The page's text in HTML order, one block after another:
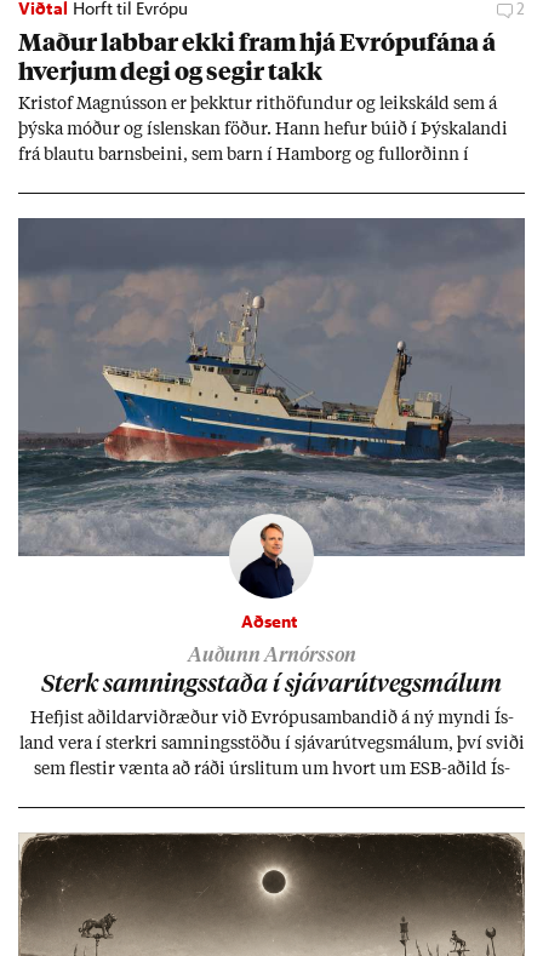
Viðtal Horft til Evrópu 2
Mað­ur labb­ar ekki fram hjá Evr­ópuf­ána á
hverj­um degi og seg­ir takk
Kri­stof Magnús­son er þekkt­ur rit­höf­und­ur og leik­skáld sem á
þýska móð­ur og ís­lensk­an föð­ur. Hann hef­ur bú­ið í Þýskalandi
frá blautu barns­beini, sem barn í Ham­borg og full­orð­inn í
Aðsent
Auðunn Arnórsson
Sterk samn­ings­staða í sjáv­ar­út­vegs­mál­um
Hefj­ist að­ild­ar­við­ræð­ur við Evr­ópu­sam­band­ið á ný myndi Ís­
land vera í sterkri samn­ings­stöðu í sjáv­ar­út­vegs­mál­um, því sviði
sem flest­ir vænta að ráði úr­slit­um um hvort um ESB-að­ild Ís­
kerfi, en sveigj­an­leiki til lausna er um­tals­verð­ur.